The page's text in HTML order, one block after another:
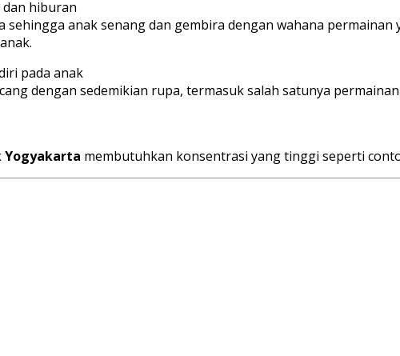
hiburan
anak senang dan gembira dengan wahana
pada anak
dengan sedemikian rupa, termasuk salah satunya
Yogyakarta membutuhkan konsentrasi yang tinggi seperti